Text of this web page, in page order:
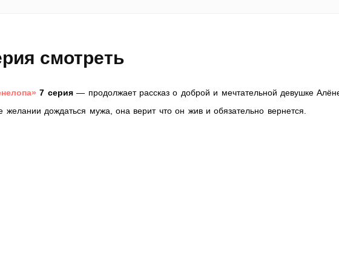
смотреть
7 серия— продолжает рассказ о доброй и мечтательной девушке
желании дождаться мужа, она верит что он жив и обязательно вернется.